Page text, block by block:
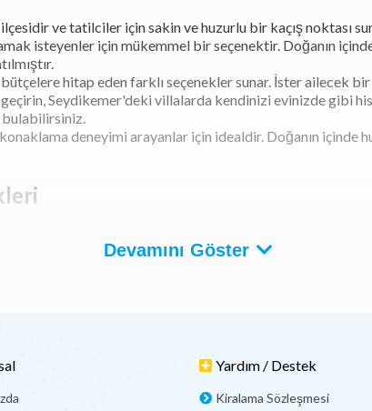
ve tatilciler için sakin ve huzurlu bir kaçış noktası
isteyenler için mükemmel bir seçenektir. Doğanın
hitap eden farklı seçenekler sunar. İster ailecek
Seydikemer'deki villalarda kendinizi evinizde gibi
bulabilirsiniz.
deneyimi arayanlar için idealdir. Doğanın içinde
doğanın kucağında konumlanmış olup, muhteşem
Devamını Göster
Yardım / Destek
Kiralama Sözleşmesi